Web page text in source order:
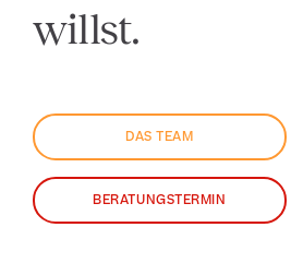
willst.
DAS TEAM
BERATUNGSTERMIN